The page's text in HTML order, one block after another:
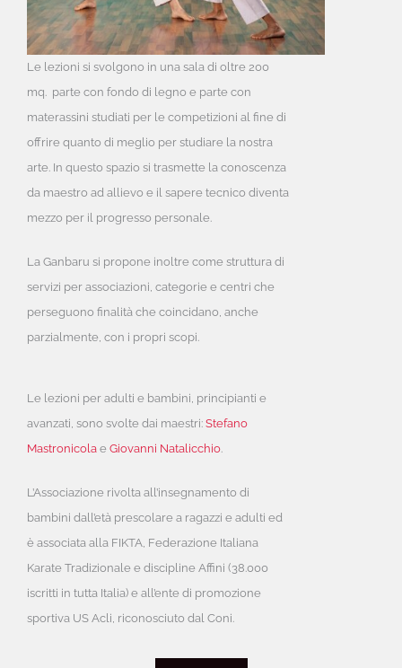
Le lezioni si svolgono in una sala di oltre 200
mq. parte con fondo di legno e parte con
materassini studiati per le competizioni al fine di
offrire quanto di meglio per studiare la nostra
arte. In questo spazio si trasmette la conoscenza
da maestro ad allievo e il sapere tecnico diventa
mezzo per il progresso personale.
La Ganbaru si propone inoltre come struttura di
servizi per associazioni, categorie e centri che
perseguono finalità che coincidano, anche
parzialmente, con i propri scopi.
Le lezioni per adulti e bambini, principianti e
avanzati, sono svolte dai maestri: Stefano
Mastronicola e Giovanni Natalicchio.
L’Associazione rivolta all’insegnamento di
bambini dall’età prescolare a ragazzi e adulti ed
è associata alla FIKTA, Federazione Italiana
Karate Tradizionale e discipline Affini (38.000
iscritti in tutta Italia) e all’ente di promozione
sportiva US Acli, riconosciuto dal Coni.